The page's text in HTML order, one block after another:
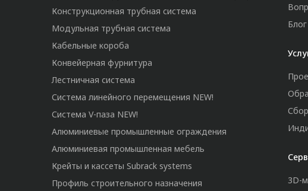
Конструкционная трубная система
Модульная трубная система
Кабельные короба
Конвейерная фурнитура
Лестничная система
Система линейного перемещения NEW!
Система V-паза NEW!
Алюминиевые промышленные ограждения
Алюминиевая промышленная мебель
Крейты и кассеты Subrack systems
Профиль строительного назначения
Блог
3D-